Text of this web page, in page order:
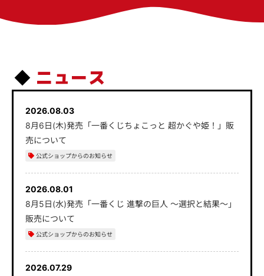
ニュース
2026.08.03
8月6日(木)発売「一番くじちょこっと 超かぐや姫！」販
売について
公式ショップからのお知らせ
2026.08.01
8月5日(水)発売「一番くじ 進撃の巨人 ～選択と結果～」
販売について
公式ショップからのお知らせ
2026.07.29